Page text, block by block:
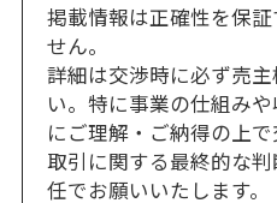
掲載情報は正確性を保
せん。
詳細は交渉時に必ず売
い。特に事業の仕組み
にご理解・ご納得の上で
取引に関する最終的な
任でお願いいたします。